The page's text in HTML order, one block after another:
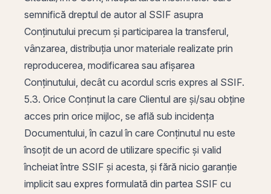
semnifică dreptul de autor al SSIF asupra
Conținutului precum și participarea la transferul,
vânzarea, distribuția unor materiale realizate prin
reproducerea, modificarea sau afișarea
Conținutului, decât cu acordul scris expres al SSIF.
5.3. Orice Conținut la care Clientul are și/sau obține
acces prin orice mijloc, se află sub incidența
Documentului, în cazul în care Conținutul nu este
însoțit de un acord de utilizare specific și valid
încheiat între SSIF și acesta, și fără nicio garanție
implicit sau expres formulată din partea SSIF cu